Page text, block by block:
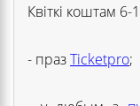
Квіткі коштам
- празTicketpro;